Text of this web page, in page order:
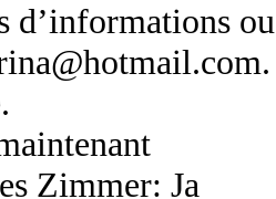
d’informations
Zimmer: Ja